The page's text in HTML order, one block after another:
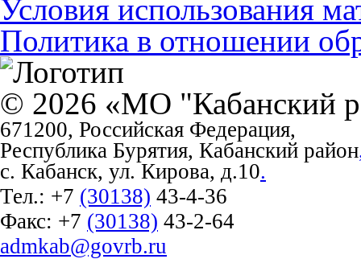
Условия использования
Политика в отношении
© 2026 «МО "Кабанский
671200, Российская Федерация,
Республика Бурятия, Кабанский район
с. Кабанск, ул. Кирова, д.10.
Тел.: +7 (30138) 43-4-36
Факс: +7 (30138) 43-2-64
admkab@govrb.ru